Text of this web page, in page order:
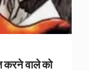
करने वाले को